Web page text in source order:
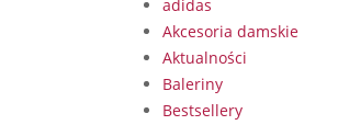
adidas
Akcesoria damskie
Aktualności
Baleriny
Bestsellery